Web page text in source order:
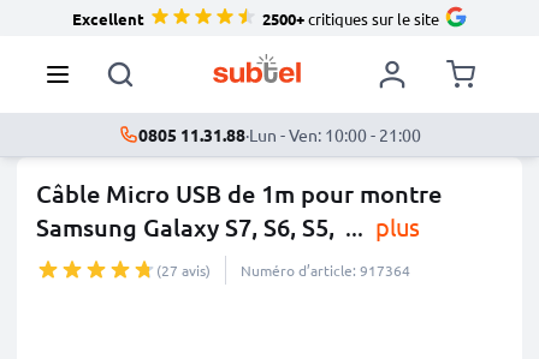
Excellent 2500+critiques sur le site
0805 11.31.88·Lun - Ven: 10:00 - 21:00
Câble Micro USB de 1m pour montre
Samsung Galaxy S7, S6, S5, ... plus
(27 avis) Numéro d’article: 917364